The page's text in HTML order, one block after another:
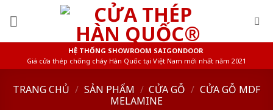
HỆ THỐNG SHOWROOM SAIGONDOOR
Giá cửa thép chống cháy Hàn Quốc tại Việt Nam mới nhất năm 2021
TRANG CHỦ / SẢN PHẨM / CỬA GỖ / CỬA GỖ MDF
MELAMINE